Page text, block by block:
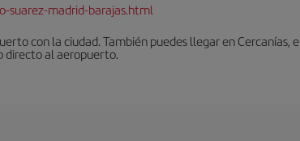
madrid-barajas.html
con la ciudad. También puedes llegar en Cercanías,
directo al aeropuerto.